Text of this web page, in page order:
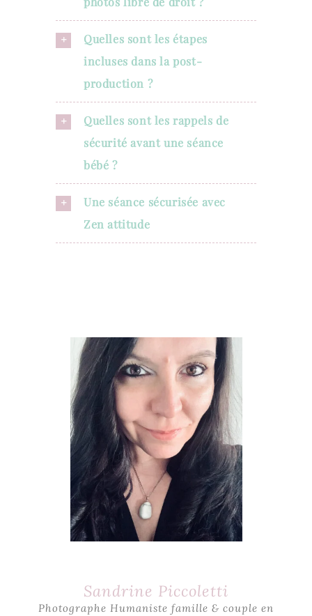
Quelles sont les étapes
incluses dans la post-
production ?
Quelles sont les rappels de
sécurité avant une séance
bébé ?
Une séance sécurisée avec
Zen attitude
Sandrine Piccoletti
Photographe Humaniste famille & couple en